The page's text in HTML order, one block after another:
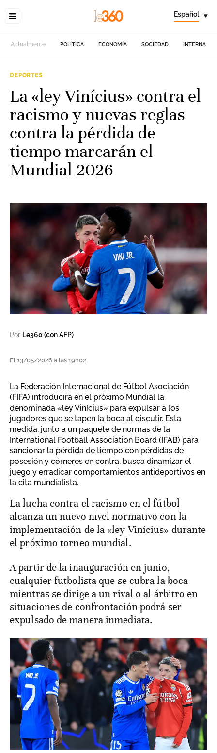
Español ▾
Actualmente POLÍTICA ECONOMÍA SOCIEDAD
DEPORTES
La «ley Vinícius» contra el
racismo y nuevas reglas
contra la pérdida de
tiempo marcarán el
Mundial 2026
Por Le360 (con AFP)
El 13/05/2026 a las 19h02
La Federación Internacional de Fútbol Asociación
(FIFA) introducirá en el próximo Mundial la
denominada «ley Vinícius» para expulsar a los
jugadores que se tapen la boca al discutir. Esta
medida, junto a un paquete de normas de la
International Football Association Board (IFAB) para
sancionar la pérdida de tiempo con pérdidas de
posesión y córneres en contra, busca dinamizar el
juego y erradicar comportamientos antideportivos en
la cita mundialista.
La lucha contra el racismo en el fútbol
alcanza un nuevo nivel normativo con la
implementación de la «ley Vinícius» durante
el próximo torneo mundial.
A partir de la inauguración en junio,
cualquier futbolista que se cubra la boca
mientras se dirige a un rival o al árbitro en
situaciones de confrontación podrá ser
expulsado de manera inmediata.